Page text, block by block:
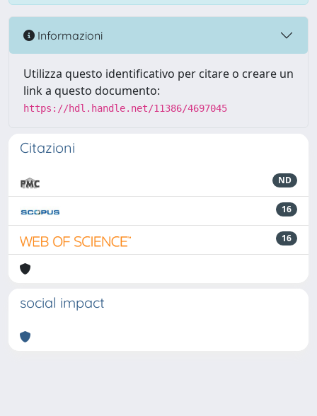
Informazioni
Utilizza questo identificativo per citare o creare un
link a questo documento:
https://hdl.handle.net/11386/4697045
Citazioni
ND
16
16
social impact